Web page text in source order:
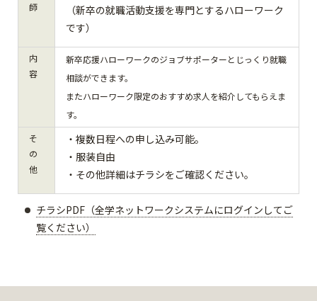
師
（新卒の就職活動支援を専門とするハローワーク
です）
内
容
新卒応援ハローワークのジョブサポーターとじっくり就職
相談ができます。
またハローワーク限定のおすすめ求人を紹介してもらえま
す。
そ
の
他
・複数日程への申し込み可能。
・服装自由
・その他詳細はチラシをご確認ください。
チラシPDF（全学ネットワークシステムにログインしてご
覧ください）